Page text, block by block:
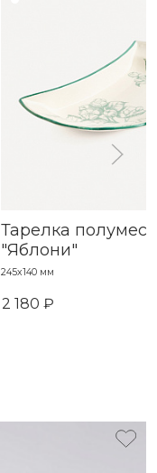
Тарелка
"Яблони"
245х140 мм
2 180 ₽